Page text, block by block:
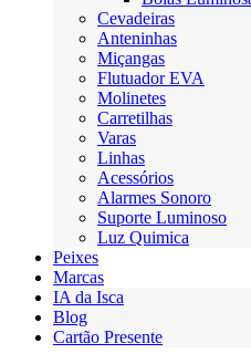
Cevadeiras
Anteninhas
Miçangas
Flutuador EVA
Molinetes
Carretilhas
Varas
Linhas
Acessórios
Alarmes Sonoro
Suporte Luminoso
Luz Quimica
Peixes
Marcas
IA da Isca
Blog
Cartão Presente